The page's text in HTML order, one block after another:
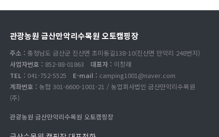
관광농원 금산만악리수목원 오토캠핑장
주소 : 충청남도 금산군 진산면 초미동길138-10(진산면 만악리 248번지)
사업자번호 : 852-88-01863 대표자 : 이창래
TEL : 041-752-5525 E-mail : camping1001@naver.com
계좌번호 : 농협 301-6600-1001-21 / 농업회사법인 금산만악리수목원
(주)
관광농원 금산만악리수목원 오토캠핑장